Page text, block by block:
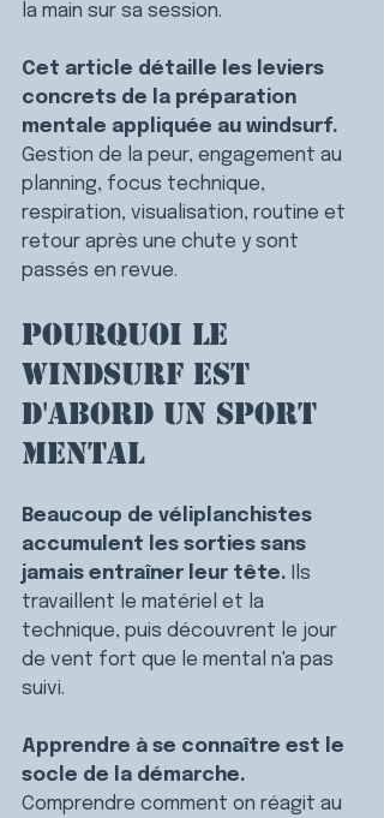
la main sur sa session.
Cet article détaille les leviers
concrets de la préparation
mentale appliquée au windsurf.
Gestion de la peur, engagement au
planning, focus technique,
respiration, visualisation, routine et
retour après une chute y sont
passés en revue.
Pourquoi le
windsurf est
d'abord un sport
mental
Beaucoup de véliplanchistes
accumulent les sorties sans
jamais entraîner leur tête.
Ils
travaillent le matériel et la
technique, puis découvrent le jour
de vent fort que le mental n'a pas
suivi.
Apprendre à se connaître est le
socle de la démarche.
Comprendre comment on réagit au